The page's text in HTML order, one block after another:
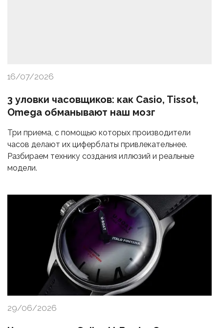
16/07/2026
3 уловки часовщиков: как Casio, Tissot,
Omega обманывают наш мозг
Три приема, с помощью которых производители
часов делают их циферблаты привлекательнее.
Разбираем технику создания иллюзий и реальные
модели.
29/06/2026